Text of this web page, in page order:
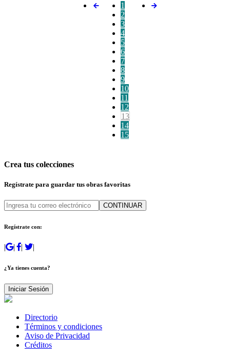
1
2
3
4
5
6
7
8
9
10
11
12
13
14
15
Crea tus colecciones
Regístrate para guardar tus obras favoritas
CONTINUAR
Regístrate con:
| | | |
¿Ya tienes cuenta?
Iniciar Sesión
Directorio
Términos y condiciones
Aviso de Privacidad
Créditos